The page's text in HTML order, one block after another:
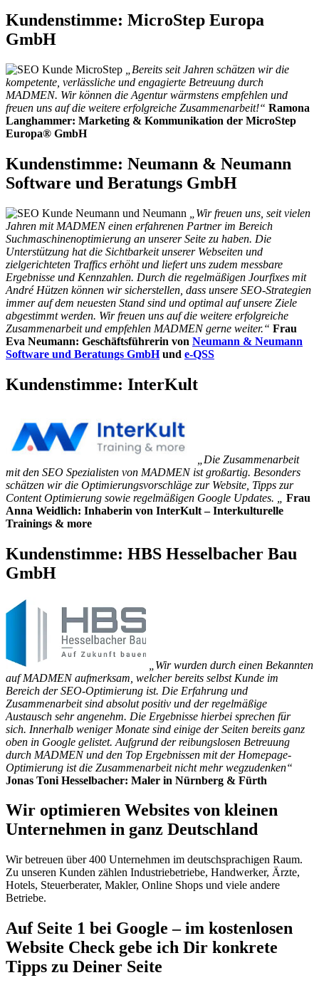
Kundenstimme: MicroStep Europa
GmbH
„Bereits seit Jahren schätzen wir die
kompetente, verlässliche und engagierte Betreuung durch
MADMEN. Wir können die Agentur wärmstens empfehlen und
freuen uns auf die weitere erfolgreiche Zusammenarbeit!“ Ramona
Langhammer: Marketing & Kommunikation der MicroStep
Europa® GmbH
Kundenstimme: Neumann & Neumann
Software und Beratungs GmbH
„Wir freuen uns, seit vielen
Jahren mit MADMEN einen erfahrenen Partner im Bereich
Suchmaschinenoptimierung an unserer Seite zu haben. Die
Unterstützung hat die Sichtbarkeit unserer Webseiten und
zielgerichteten Traffics erhöht und liefert uns zudem messbare
Ergebnisse und Kennzahlen. Durch die regelmäßigen Jourfixes mit
André Hützen können wir sicherstellen, dass unsere SEO-Strategien
immer auf dem neuesten Stand sind und optimal auf unsere Ziele
abgestimmt werden. Wir freuen uns auf die weitere erfolgreiche
Zusammenarbeit und empfehlen MADMEN gerne weiter.“ Frau
Eva Neumann: Geschäftsführerin von Neumann & Neumann
Software und Beratungs GmbHund e-QSS
Kundenstimme: InterKult
„Die Zusammenarbeit
mit den SEO Spezialisten von MADMEN ist großartig. Besonders
schätzen wir die Optimierungsvorschläge zur Website, Tipps zur
Content Optimierung sowie regelmäßigen Google Updates. „
Frau
Anna Weidlich: Inhaberin von InterKult – Interkulturelle
Trainings & more
Kundenstimme: HBS Hesselbacher Bau
GmbH
„Wir wurden durch einen Bekannten
auf MADMEN aufmerksam, welcher bereits selbst Kunde im
Bereich der SEO-Optimierung ist. Die Erfahrung und
Zusammenarbeit sind absolut positiv und der regelmäßige
Austausch sehr angenehm. Die Ergebnisse hierbei sprechen für
sich. Innerhalb weniger Monate sind einige der Seiten bereits ganz
oben in Google gelistet. Aufgrund der reibungslosen Betreuung
durch MADMEN und den Top Ergebnissen mit der Homepage-
Optimierung ist die Zusammenarbeit nicht mehr wegzudenken“
Jonas Toni Hesselbacher: Maler in Nürnberg & Fürth
Wir optimieren Websites von kleinen
Unternehmen in ganz Deutschland
Wir betreuen über 400 Unternehmen im deutschsprachigen Raum.
Zu unseren Kunden zählen Industriebetriebe, Handwerker, Ärzte,
Hotels, Steuerberater, Makler, Online Shops und viele andere
Betriebe.
Auf Seite 1 bei Google – im kostenlosen
Website Check gebe ich Dir konkrete
Tipps zu Deiner Seite